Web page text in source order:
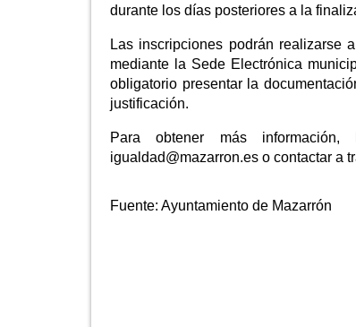
durante los días posteriores a la
Las inscripciones podrán realizarse
mediante la Sede Electrónica
obligatorio presentar la
justificación.
Para obtener más
igualdad@mazarron.es o contactar a
Fuente: Ayuntamiento de Mazarrón